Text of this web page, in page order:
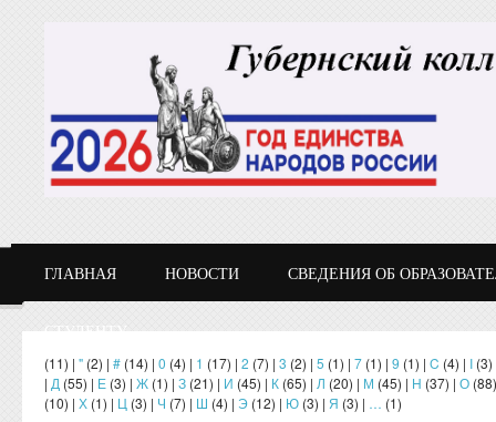
ГЛАВНАЯ НОВОСТИ СВЕДЕНИЯ ОБ
СТУДЕНТУ
(11) | " (2) | # (14) | 0 (4) | 1 (17) | 2 (7) | 3 (2) | 5 (1) | 7 (1) | 9 (1) | C (4) | I (3)
| Д (55) | Е (3) | Ж (1) | З (21) | И (45) | К (65) | Л (20) | М (45) | Н (37) | О
(10) | Х (1) | Ц (3) | Ч (7) | Ш (4) | Э (12) | Ю (3) | Я (3) | … (1)